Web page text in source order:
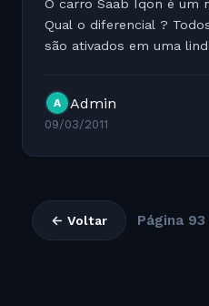
O carro Saab Iqon é um
Qual o diferencial ?
são ativados em uma
A Admin
09/03/2011
← Voltar Página